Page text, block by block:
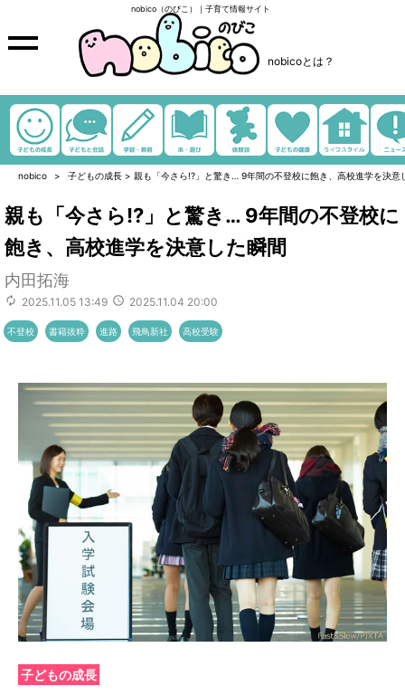
nobico（のびこ）｜子育て情報サイト
nobicoとは？
nobico 子どもの成長 > 親も「今さら!?」と驚き… 9年間の不登校に飽き、高校進学を決意
親も「今さら!?」と驚き… 9年間の不登校に
飽き、高校進学を決意した瞬間
内田拓海
2025.11.05 13:49 2025.11.04 20:00
不登校 書籍抜粋 進路 飛鳥新社 高校受験
子どもの成長